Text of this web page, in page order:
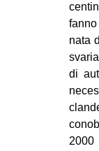
nata
di